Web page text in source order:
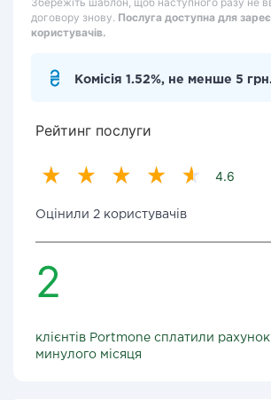
договору знову. Послуга доступна для
користувачів.
Комісія 1.52%, не менше 5
Рейтинг послуги
4.6
Оцінили 2 користувачів
2
клієнтів Portmone сплатили рахунок
минулого місяця